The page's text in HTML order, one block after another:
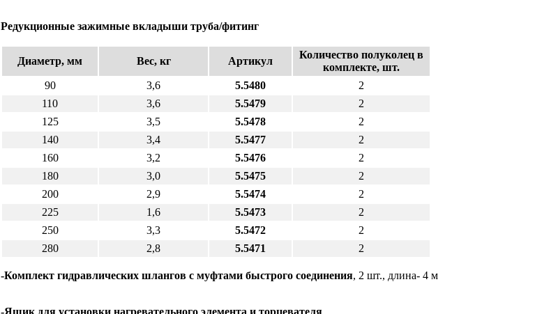
Редукционные зажимные вкладыши труба/фитинг
Диаметр, мм Вес, кг Артикул
Количество полуколец в
комплекте, шт.
90
3,6 5.5480
2
110
3,6 5.5479
2
125
3,5 5.5478
2
140
3,4 5.5477
2
160
3,2 5.5476
2
180
3,0 5.5475
2
200
2,9 5.5474
2
225
1,6 5.5473
2
250
3,3 5.5472
2
280
2,8 5.5471 2
-Комплект гидравлических шлангов с муфтами быстрого соединения, 2 шт., длина- 4 м
-Ящик для установки нагревательного элемента и торцевателя